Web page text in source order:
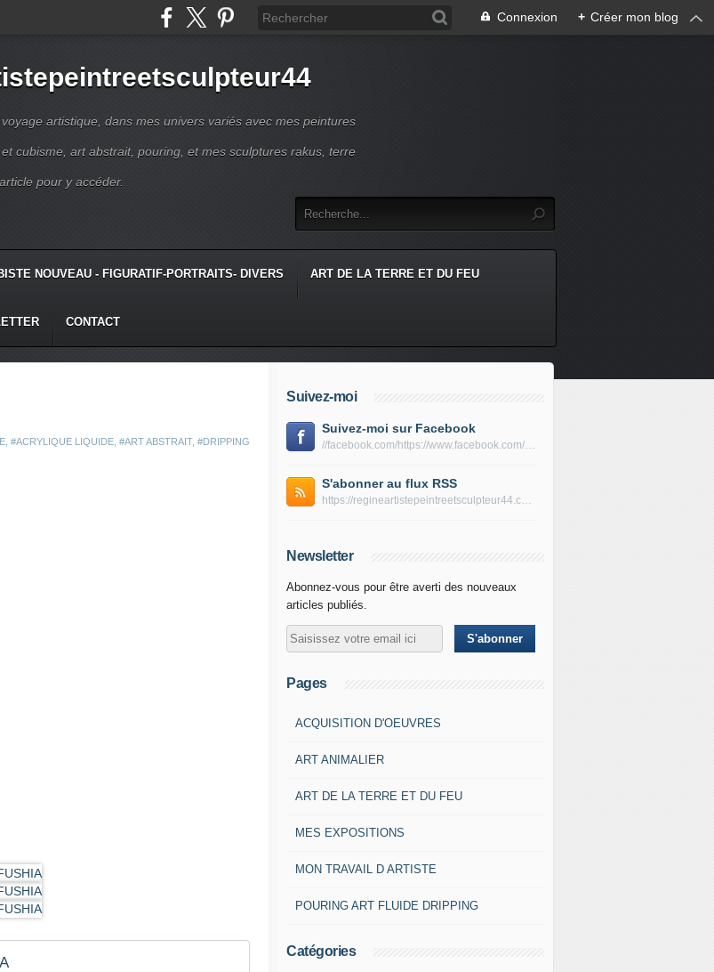
Connexion + Créer mon blog
artistique, dans mes univers variés avec mes peintures
cubisme, art abstrait, pouring, et mes sculptures rakus, terre
pour y accéder.
NOUVEAU - FIGURATIF-PORTRAITS- DIVERS ART DE LA TERRE ET DU FEU
CONTACT
#ACRYLIQUE LIQUIDE #ART ABSTRAIT, #DRIPPING
Suivez-moi
Suivez-moi sur Facebook
//facebook.com/https://www.facebook.com/peltierregine
S'abonner au flux RSS
https://regineartistepeintreetsculpteur44.com/rss
Newsletter
Abonnez-vous pour être averti des nouveaux
articles publiés.
Pages
ACQUISITION D'OEUVRES
ART ANIMALIER
ART DE LA TERRE ET DU FEU
MES EXPOSITIONS
MON TRAVAIL D ARTISTE
POURING ART FLUIDE DRIPPING
Catégories